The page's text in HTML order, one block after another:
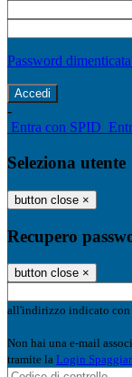
Password
-
Entra con SPID
Seleziona utente
button close ×
Recupero
button close ×
all'indirizzo indicato con
Non hai una e-mail
tramite la Login